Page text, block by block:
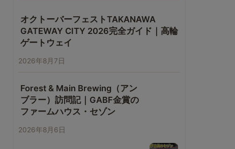
オクトーバーフェストTAKANAWA
GATEWAY CITY 2026完全ガイド｜高輪
ゲートウェイ
2026年8月7日
Forest & Main Brewing（アン
ブラー）訪問記｜GABF金賞の
ファームハウス・セゾン
2026年8月6日